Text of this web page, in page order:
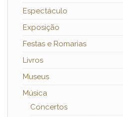
Espectáculo
Exposição
Festas e Romarias
Livros
Museus
Música
Concertos